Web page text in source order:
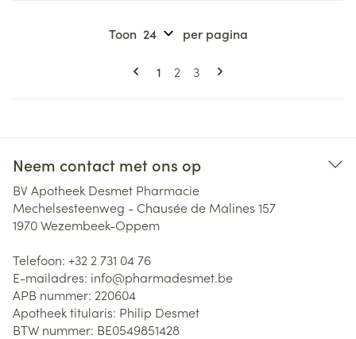
Pagina's
U lees momenteel pagina
1 Pagina
2 Pagina
3
Toon per pagina
Neem contact met ons op
BV Apotheek Desmet Pharmacie
Mechelsesteenweg - Chausée de Malines 157
1970Wezembeek-Oppem
Telefoon: +32 2 731 04 76
E-mailadres: info@pharmadesmet.be
APB nummer: 220604
Apotheek titularis: Philip Desmet
BTW nummer: BE0549851428